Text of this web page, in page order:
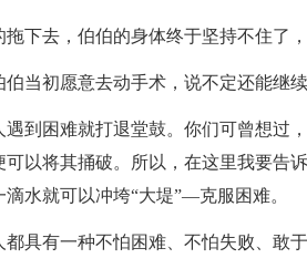
下去，伯伯的身体终于坚持不住了，
当初愿意去动手术，说不定还能继
到困难就打退堂鼓。你们可曾想过
以将其捅破。所以，在这里我要告
水就可以冲垮“大堤”―克服困难。
具有一种不怕困难、不怕失败、敢